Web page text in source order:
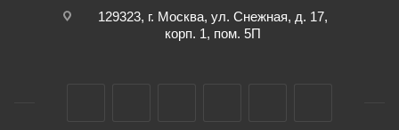
129323, г. Москва, ул. Снежная, д. 17,
корп. 1, пом. 5П